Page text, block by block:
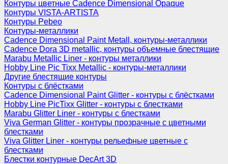
Контуры цветные Cadence Dimensional Opaque
Контуры VISTA-ARTISTA
Контуры Pebeo
Контуры-металлики
Cadence Dimensional Paint Metall, контуры-металлики
Cadence Dora 3D metallic, контуры объемные блестящие
Marabu Metallic Liner - контуры металлики
Hobby Line Pic Tixx Metallic - контуры-металлики
Другие блестящие контуры
Контуры с блёстками
Cadence Dimensional Paint Glitter - контуры с блёстками
Hobby Line PicTixx Glitter - контуры с блестками
Marabu Glitter Liner - контуры с блестками
Viva German Glitter - контуры прозрачные с цветными
блестками
Viva Glitter Liner - контуры рельефные цветные с
блестками
Блестки контурные DecArt 3D